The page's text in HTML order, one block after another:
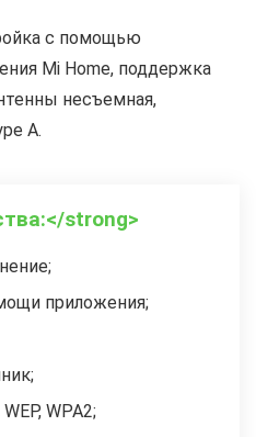
с помощью
Mi Home, поддержка
несъемная,
A.
strong>
приложения;
WPA2;